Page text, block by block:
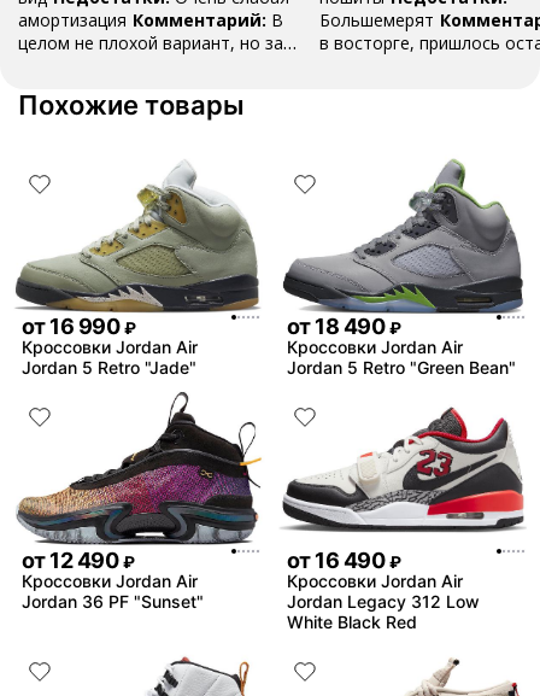
амортизация Комментарий: В
целом не плохой вариант, но за
баскетбольных кроссовок
Большемерят
в восторге, пришлось
Похожие товары
от16 990 ₽
Кроссовки Jordan Air
Jordan 5 Retro "Jade"
от18 490 ₽
Кроссовки Jordan Air
Jordan 5 Retro "Green Bean"
от12 490 ₽
Кроссовки Jordan Air
Jordan 36 PF "Sunset"
от16 490 ₽
Кроссовки Jordan Air
Jordan Legacy 312 Low
White Black Red